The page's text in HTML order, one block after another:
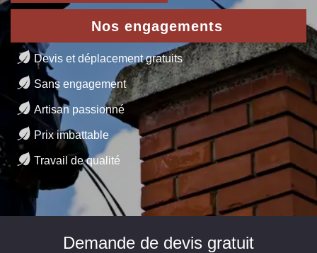
Nos engagements
Devis et déplacement gratuits
Sans engagement
Artisan passionné
Prix imbattable
Travail de qualité
Demande de devis gratuit